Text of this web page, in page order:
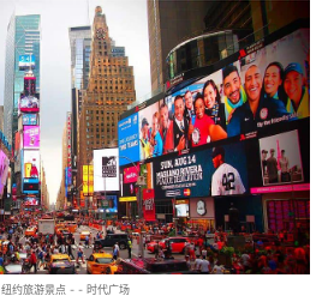
纽约旅游景点 - - 时代广场